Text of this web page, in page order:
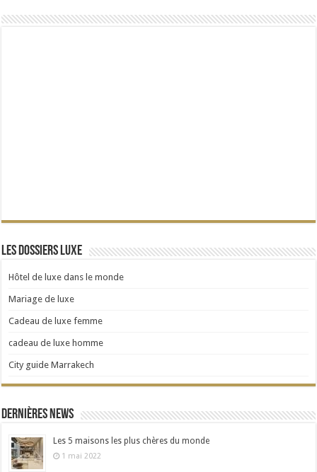
Les dossiers Luxe
Hôtel de luxe dans le monde
Mariage de luxe
Cadeau de luxe femme
cadeau de luxe homme
City guide Marrakech
Dernières news
Les 5 maisons les plus chères du monde
1 mai 2022